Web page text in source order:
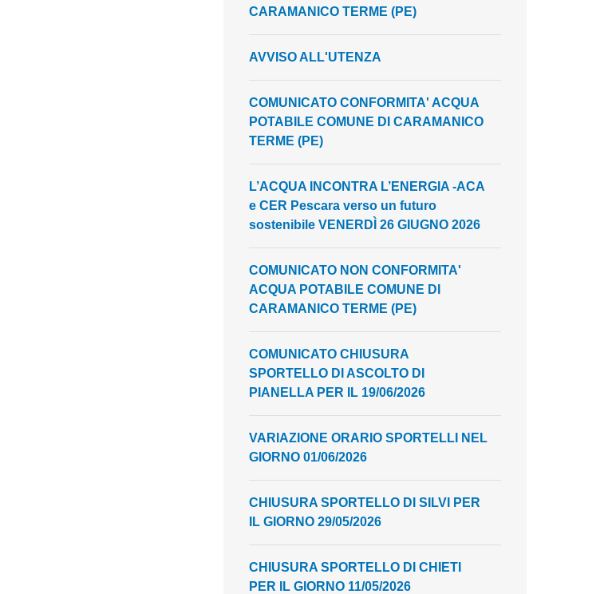
CARAMANICO TERME (PE)
AVVISO ALL'UTENZA
COMUNICATO CONFORMITA' ACQUA
POTABILE COMUNE DI CARAMANICO
TERME (PE)
L’ACQUA INCONTRA L’ENERGIA -ACA
e CER Pescara verso un futuro
sostenibile VENERDÌ 26 GIUGNO 2026
COMUNICATO NON CONFORMITA'
ACQUA POTABILE COMUNE DI
CARAMANICO TERME (PE)
COMUNICATO CHIUSURA
SPORTELLO DI ASCOLTO DI
PIANELLA PER IL 19/06/2026
VARIAZIONE ORARIO SPORTELLI NEL
GIORNO 01/06/2026
CHIUSURA SPORTELLO DI SILVI PER
IL GIORNO 29/05/2026
CHIUSURA SPORTELLO DI CHIETI
PER IL GIORNO 11/05/2026